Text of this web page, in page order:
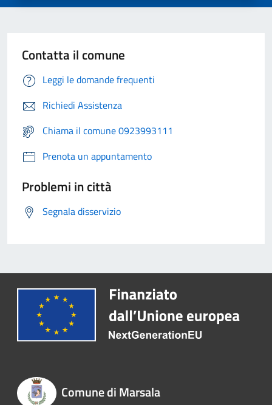
Contatta il comune
Leggi le domande frequenti
Richiedi Assistenza
Chiama il comune 0923993111
Prenota un appuntamento
Problemi in città
Segnala disservizio
Comune di Marsala